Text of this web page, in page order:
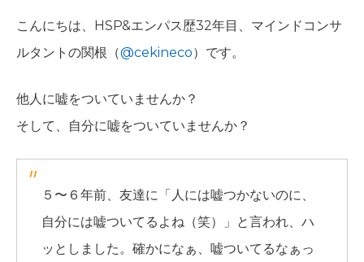
こんにちは、HSP&エンパス歴32年目、マインドコンサ
ルタントの関根（@cekineco）です。
他人に嘘をついていませんか？
そして、自分に嘘をついていませんか？
５〜６年前、友達に「人には嘘つかないのに、
自分には嘘ついてるよね（笑）」と言われ、ハ
ッとしました。確かになぁ、嘘ついてるなぁっ